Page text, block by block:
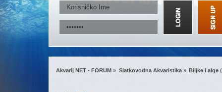
Akvarij NET - FORUM » Slatkovodna Akvaristika» Biljke i alge